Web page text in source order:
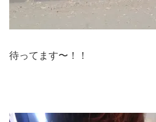
待ってます〜！！